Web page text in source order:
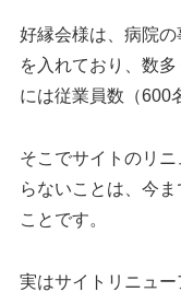
好縁会様は、病院
を入れており、数
には従業員数（600
そこでサイトのリ
らないことは、今
ことです。
実はサイトリニュ